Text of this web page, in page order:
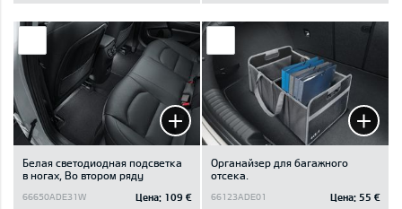
Белая светодиодная подсветка
в ногах, Во втором ряду
66650ADE31W Цена: 109 €
Oрганайзер для багажного
отсека.
66123ADE01 Цена: 55 €